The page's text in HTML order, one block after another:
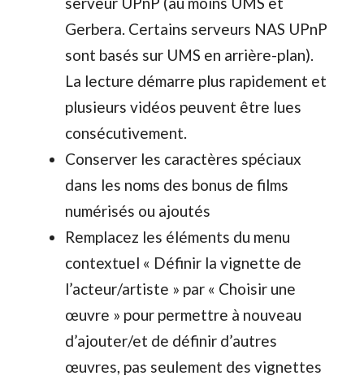
Gerbera. Certains serveurs NAS UPnP
sont basés sur UMS en arrière-plan).
La lecture démarre plus rapidement et
plusieurs vidéos peuvent être lues
consécutivement.
Conserver les caractères spéciaux
dans les noms des bonus de films
numérisés ou ajoutés
Remplacez les éléments du menu
contextuel « Définir la vignette de
l’acteur/artiste » par « Choisir une
œuvre » pour permettre à nouveau
d’ajouter/et de définir d’autres
œuvres, pas seulement des vignettes